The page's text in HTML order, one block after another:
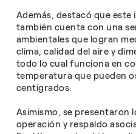
Además, destacó que
también cuenta con una
ambientales que logran
clima, calidad del aire y
todo lo cual funciona en
temperatura que pueden
centígrados.
Asimismo, se presentaron
operación y respaldo